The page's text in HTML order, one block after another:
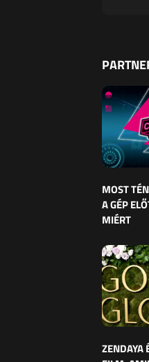
MOST
A GÉP
MIÉRT
ZENDAYA